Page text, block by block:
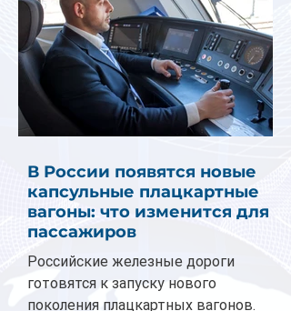
В России появятся новые
капсульные плацкартные
вагоны: что изменится для
пассажиров
Российские железные дороги
готовятся к запуску нового
поколения плацкартных вагонов.